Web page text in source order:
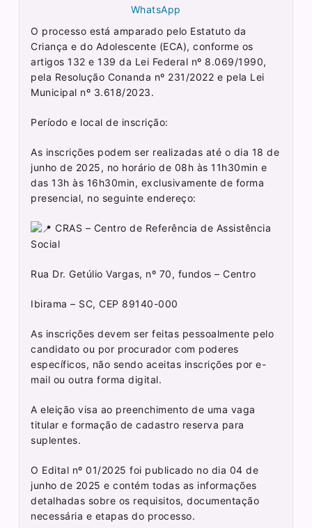
WhatsApp
O processo está amparado pelo Estatuto da
Criança e do Adolescente (ECA), conforme os
artigos 132 e 139 da Lei Federal nº 8.069/1990,
pela Resolução Conanda nº 231/2022 e pela Lei
Municipal nº 3.618/2023.
Período e local de inscrição:
As inscrições podem ser realizadas até o dia 18 de
junho de 2025, no horário de 08h às 11h30min e
das 13h às 16h30min, exclusivamente de forma
presencial, no seguinte endereço:
CRAS – Centro de Referência de Assistência
Social
Rua Dr. Getúlio Vargas, nº 70, fundos – Centro
Ibirama – SC, CEP 89140-000
As inscrições devem ser feitas pessoalmente pelo
candidato ou por procurador com poderes
específicos, não sendo aceitas inscrições por e-
mail ou outra forma digital.
A eleição visa ao preenchimento de uma vaga
titular e formação de cadastro reserva para
suplentes.
O Edital nº 01/2025 foi publicado no dia 04 de
junho de 2025 e contém todas as informações
detalhadas sobre os requisitos, documentação
necessária e etapas do processo.